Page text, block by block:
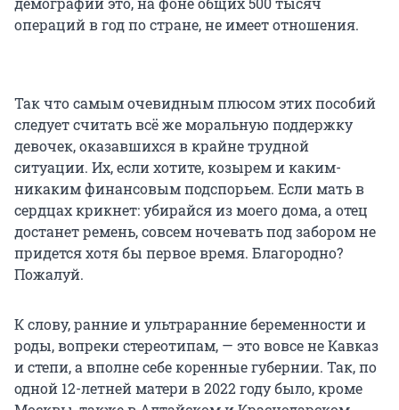
операций в год по стране, не имеет отношения.
Так что самым очевидным плюсом этих пособий
следует считать всё же моральную поддержку
девочек, оказавшихся в крайне трудной
ситуации. Их, если хотите, козырем и каким-
никаким финансовым подспорьем. Если мать в
сердцах крикнет: убирайся из моего дома, а отец
достанет ремень, совсем ночевать под забором не
придется хотя бы первое время. Благородно?
Пожалуй.
К слову, ранние и ультраранние беременности и
роды, вопреки стереотипам, — это вовсе не Кавказ
и степи, а вполне себе коренные губернии. Так, по
одной 12-летнейматери в 2022 году было, кроме